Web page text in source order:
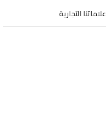
علاماتنا التجارية